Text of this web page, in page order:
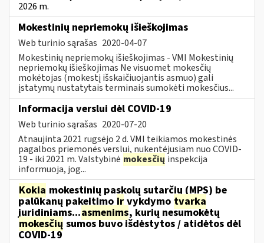
2026 m.
Mokestinių nepriemokų išieškojimas
Web turinio sąrašas 2020-04-07
Mokestinių nepriemokų išieškojimas - VMI Mokestinių
nepriemokų išieškojimas Ne visuomet mokesčių
mokėtojas (mokestį išskaičiuojantis asmuo) gali
įstatymų nustatytais terminais sumokėti mokesčius...
Informacija verslui dėl COVID-19
Web turinio sąrašas 2020-07-20
Atnaujinta 2021 rugsėjo 2 d. VMI teikiamos mokestinės
pagalbos priemonės verslui, nukentėjusiam nuo COVID-
19 - iki 2021 m. Valstybinė mokesčių inspekcija
informuoja, jog...
Kokia mokestinių paskolų sutarčių (MPS) be
palūkanų pakeitimo ir vykdymo tvarka
juridiniams...asmenims, kurių nesumokėtų
mokesčių sumos buvo išdėstytos / atidėtos dėl
COVID-19